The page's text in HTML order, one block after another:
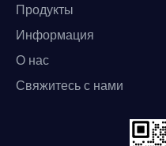
Продукты
Информация
О нас
Свяжитесь с нами